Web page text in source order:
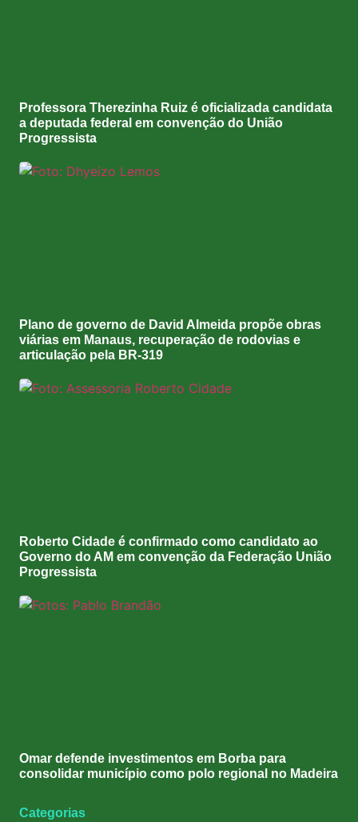
Professora Therezinha Ruiz é oficializada candidata
a deputada federal em convenção do União
Progressista
Plano de governo de David Almeida propõe obras
viárias em Manaus, recuperação de rodovias e
articulação pela BR-319
Roberto Cidade é confirmado como candidato ao
Governo do AM em convenção da Federação União
Progressista
Omar defende investimentos em Borba para
consolidar município como polo regional no Madeira
Categorias